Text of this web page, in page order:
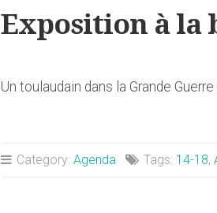
Exposition à la
Un toulaudain dans la Grande
Category: Agenda Tags: 14-18,